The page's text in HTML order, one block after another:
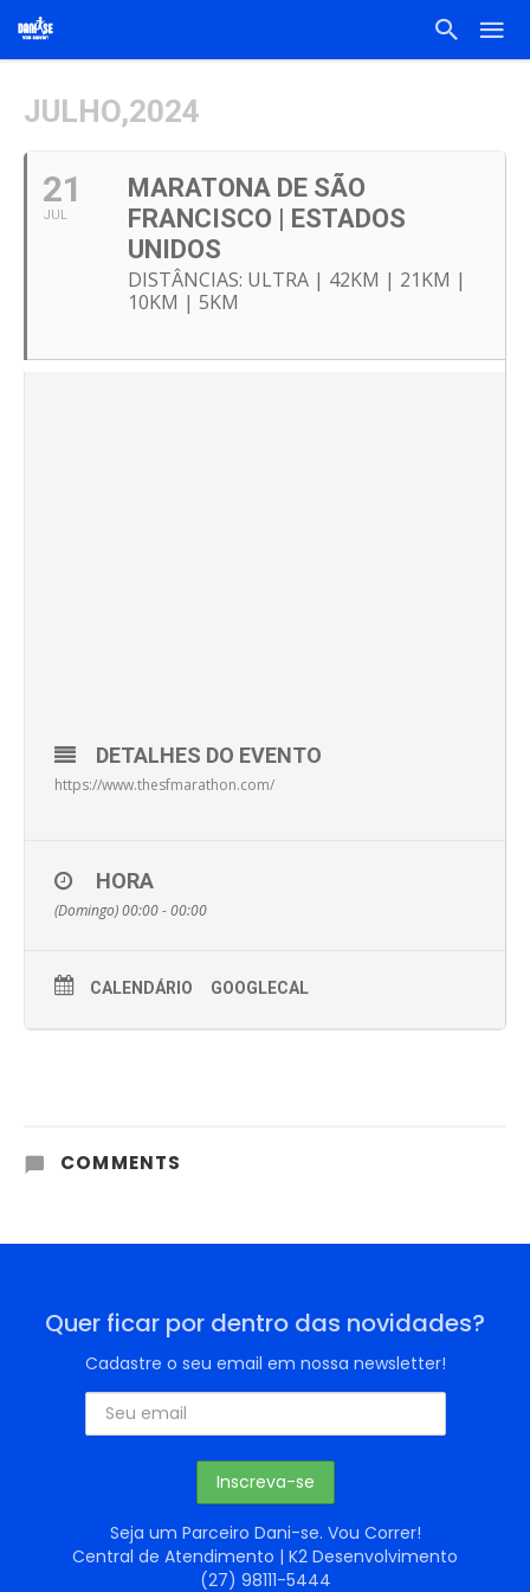
JULHO,2024
21
JUL
MARATONA DE SÃO
FRANCISCO | ESTADOS
UNIDOS
DISTÂNCIAS: ULTRA | 42KM | 21KM |
10KM | 5KM
DETALHES DO EVENTO
https://www.thesfmarathon.com/
HORA
(Domingo) 00:00 - 00:00
CALENDÁRIO GOOGLECAL
COMMENTS
Quer ficar por dentro das novidades?
Cadastre o seu email em nossa newsletter!
Seja um Parceiro Dani-se. Vou Correr!
Central de Atendimento | K2 Desenvolvimento
(27) 98111-5444